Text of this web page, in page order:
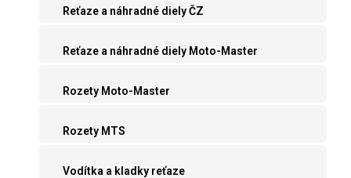
Reťaze a náhradné diely ČZ
Reťaze a náhradné diely Moto-Master
Rozety Moto-Master
Rozety MTS
Vodítka a kladky reťaze